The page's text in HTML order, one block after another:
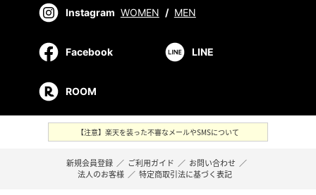
Instagram WOMEN / MEN
Facebook LINE
ROOM
【注意】楽天を装った不審なメールやSMSについて
新規会員登録 ／ ご利用ガイド ／ お問い合わせ ／
法人のお客様 ／ 特定商取引法に基づく表記